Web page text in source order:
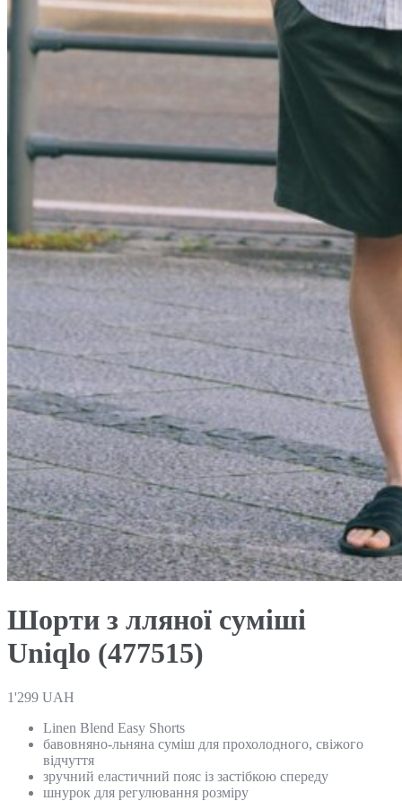
Шорти з лляної суміші
Uniqlo (477515)
1'299 UAH
Linen Blend Easy Shorts
бавовняно-льняна суміш для прохолодного, свіжого
відчуття
зручний еластичний пояс із застібкою спереду
шнурок для регулювання розміру